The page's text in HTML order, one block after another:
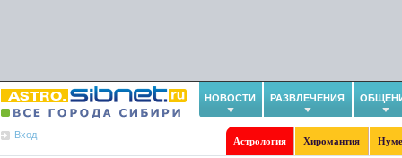
НОВОСТИ РАЗВЛЕЧЕНИЯ
Вход
Астрология Хиромантия